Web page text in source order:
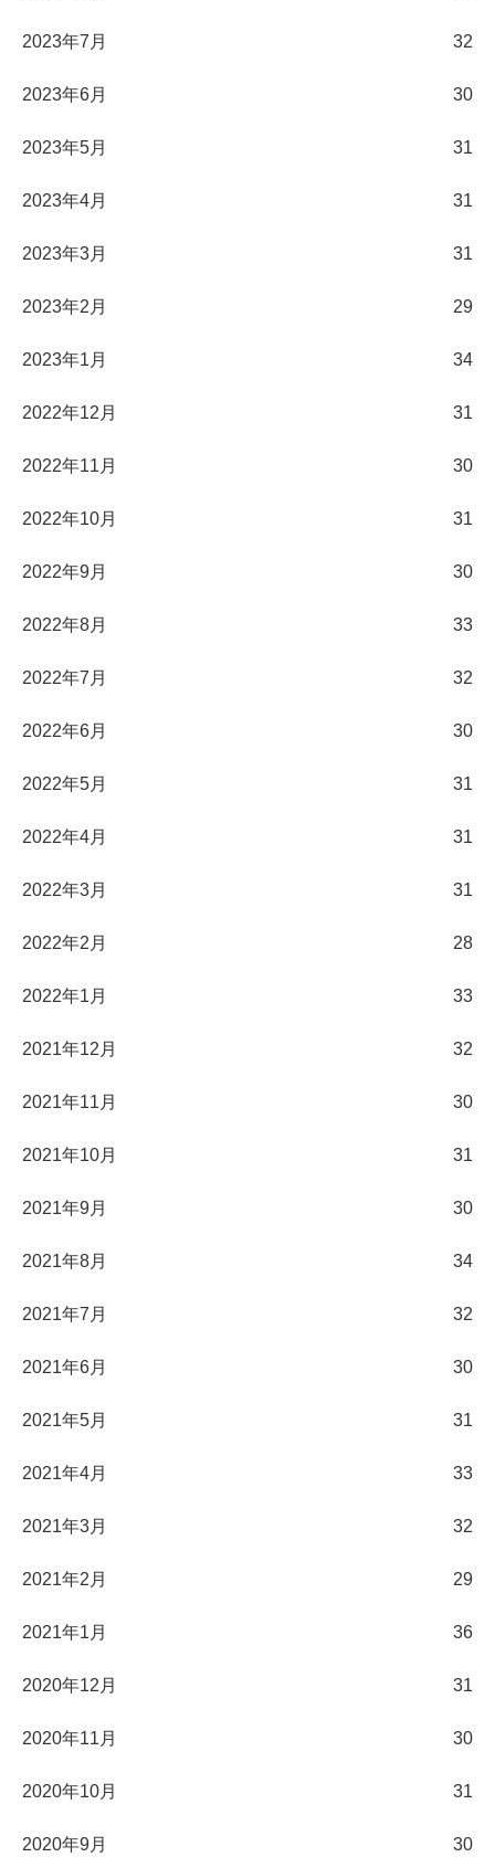
2023年7月 32
2023年6月 30
2023年5月 31
2023年4月 31
2023年3月 31
2023年2月 29
2023年1月 34
2022年12月 31
2022年11月 30
2022年10月 31
2022年9月 30
2022年8月 33
2022年7月 32
2022年6月 30
2022年5月 31
2022年4月 31
2022年3月 31
2022年2月 28
2022年1月 33
2021年12月 32
2021年11月 30
2021年10月 31
2021年9月 30
2021年8月 34
2021年7月 32
2021年6月 30
2021年5月 31
2021年4月 33
2021年3月 32
2021年2月 29
2021年1月 36
2020年12月 31
2020年11月 30
2020年10月 31
2020年9月 30